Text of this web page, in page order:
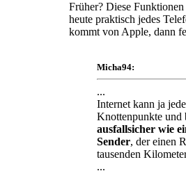
Früher? Diese
heute praktisch jedes
kommt von Apple, dann
Micha94:
...
Internet kann ja
Knottenpunkte und
ausfallsicher wie
Sender, der einen
tausenden
...